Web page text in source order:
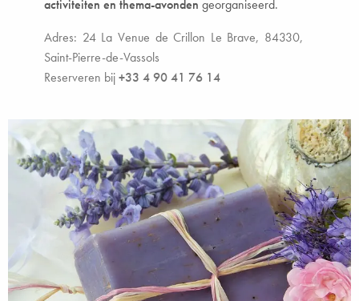
activiteiten en thema-avonden georganiseerd.
Adres: 24 La Venue de Crillon Le Brave, 84330,
Saint-Pierre-de-Vassols
Reserveren bij+33 4 90 41 76 14